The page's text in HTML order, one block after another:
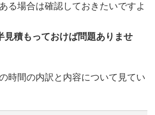
る場合は確認しておきたいですよ
見積もっておけば問題ありませ
時間の内訳と内容について見てい